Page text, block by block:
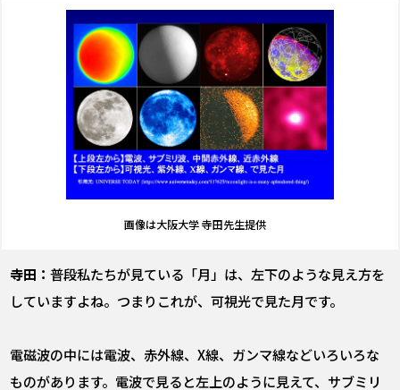
画像は大阪大学 寺田先生提供
寺田：普段私たちが見ている「月」は、左下のような見え方を
していますよね。つまりこれが、可視光で見た月です。
電磁波の中には電波、赤外線、X線、ガンマ線などいろいろな
ものがあります。電波で見ると左上のように見えて、サブミリ